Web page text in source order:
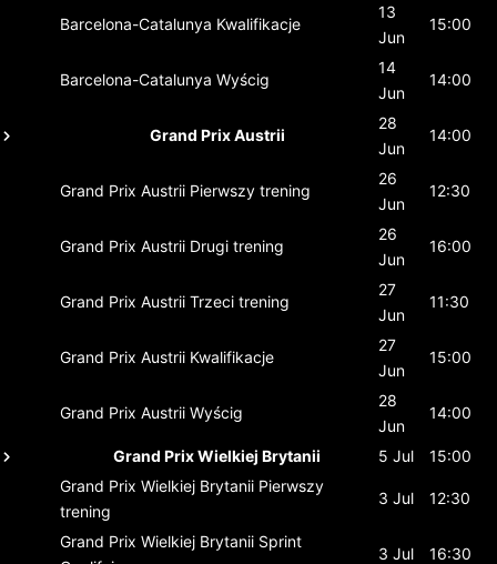
Barcelona-Catalunya Kwalifikacje
13
Jun
15:00
Barcelona-Catalunya Wyścig
14
Jun
14:00
Grand Prix Austrii
28
Jun
14:00
Grand Prix Austrii Pierwszy trening
26
Jun
12:30
Grand Prix Austrii Drugi trening
26
Jun
16:00
Grand Prix Austrii Trzeci trening
27
Jun
11:30
Grand Prix Austrii Kwalifikacje
27
Jun
15:00
Grand Prix Austrii Wyścig
28
Jun
14:00
Grand Prix Wielkiej Brytanii 5 Jul
15:00
Grand Prix Wielkiej Brytanii Pierwszy
trening
3 Jul 12:30
Grand Prix Wielkiej Brytanii Sprint
3 Jul 16:30